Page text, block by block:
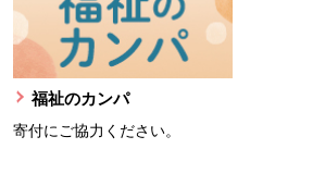
福祉のカンパ
寄付にご協力ください。